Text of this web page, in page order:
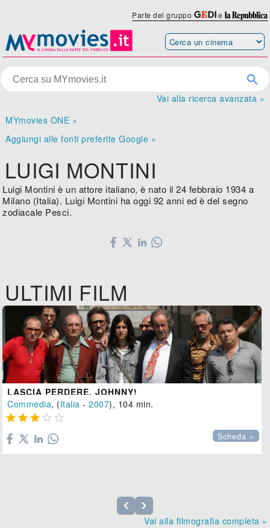
Parte del gruppo e
Vai alla ricerca avanzata »
MYmovies ONE »
Aggiungi alle fonti preferite Google »
LUIGI MONTINI
Luigi Montini è un attore italiano, è nato il 24 febbraio 1934 a
Milano (Italia). Luigi Montini ha oggi 92 anni ed è del segno
zodiacale Pesci.
ULTIMI FILM
LASCIA PERDERE, JOHNNY!
Commedia, (Italia -2007), 104 min.
    
Scheda »
Vai alla filmografia completa »